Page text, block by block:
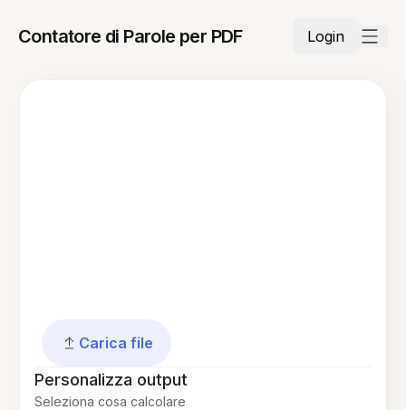
Contatore di Parole per PDF Login
Carica file
Personalizza output
Seleziona cosa calcolare